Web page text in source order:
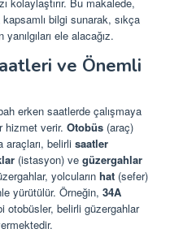
bilgi sunarak, sıkça
ele alacağız.
ve Önemli
erken saatlerde çalışmaya
hizmet verir. Otobüs (araç)
araçları, belirli saatler
(istasyon) ve güzergahlar
yolcuların hat (sefer)
yürütülür. Örneğin, 34A
otobüsler, belirli güzergahlar